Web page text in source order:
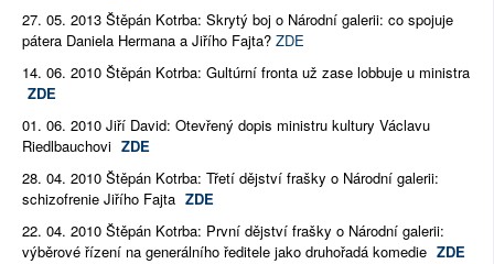
27. 05. 2013 Štěpán Kotrba: Skrytý boj o Národní galerii: co spojuje
pátera Daniela Hermana a Jiřího Fajta? ZDE
14. 06. 2010 Štěpán Kotrba: Gultúrní fronta už zase lobbuje u ministra
ZDE
01. 06. 2010 Jiří David: Otevřený dopis ministru kultury Václavu
Riedlbauchovi ZDE
28. 04. 2010 Štěpán Kotrba: Třetí dějství frašky o Národní galerii:
schizofrenie Jiřího Fajta ZDE
22. 04. 2010 Štěpán Kotrba: První dějství frašky o Národní galerii:
výběrové řízení na generálního ředitele jako druhořadá komedie ZDE